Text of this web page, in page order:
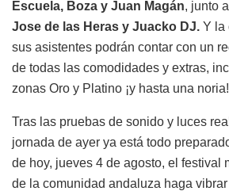
Escuela, Boza y Juan Magán, junto
Jose de las Heras y Juacko DJ. Y la
sus asistentes podrán contar con un
de todas las comodidades y extras,
zonas Oro y Platino ¡y hasta una noria!
Tras las pruebas de sonido y luces
jornada de ayer ya está todo
de hoy, jueves 4 de agosto, el festival
de la comunidad andaluza haga